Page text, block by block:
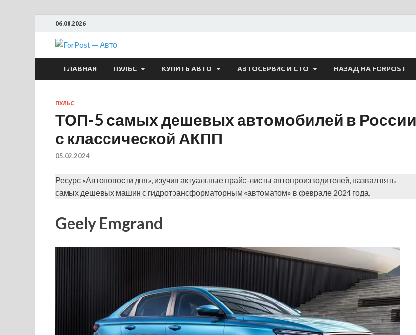
06.08.2026
ForPost — Авто
ГЛАВНАЯ ПУЛЬС КУПИТЬ АВТО АВТОСЕРВИС И СТО НАЗАД НА FORPOST
ПУЛЬС
ТОП-5 самых дешевых автомобилей в России
с классической АКПП
05.02.2024
Ресурс «Автоновости дня», изучив актуальные прайс-листы автопроизводителей, назвал пять
самых дешевых машин с гидротрансформаторным «автоматом» в феврале 2024 года.
Geely Emgrand